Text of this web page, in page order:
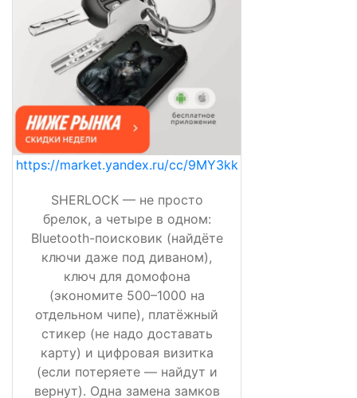
https://market.yandex.ru/cc/9MY3kk
SHERLOCK — не просто
брелок, а четыре в одном:
Bluetooth-поисковик (найдёте
ключи даже под диваном),
ключ для домофона
(экономите 500–1000 на
отдельном чипе), платёжный
стикер (не надо доставать
карту) и цифровая визитка
(если потеряете — найдут и
вернут). Одна замена замков